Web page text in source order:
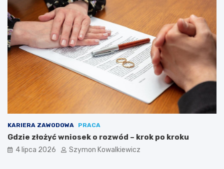
KARIERA ZAWODOWA PRACA
Gdzie złożyć wniosek o rozwód – krok po kroku
4 lipca 2026 Szymon Kowalkiewicz